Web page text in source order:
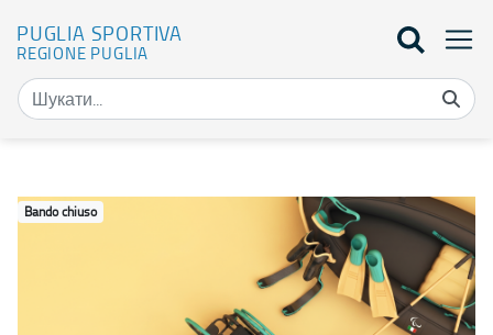
PUGLIA SPORTIVA
REGIONE PUGLIA
Bando chiuso